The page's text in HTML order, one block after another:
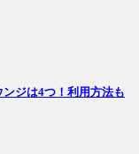
ンジは4つ！利用方法も